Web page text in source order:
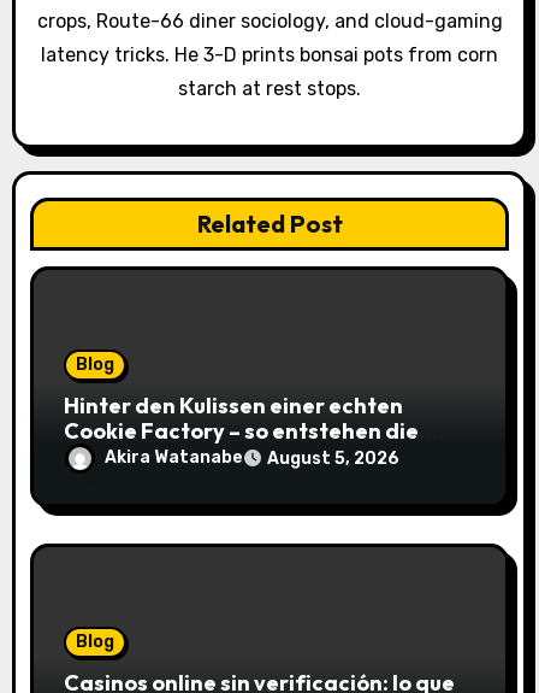
i
n
crops, Route-66 diner sociology, and cloud-gaming
latency tricks. He 3-D prints bonsai pots from corn
starch at rest stops.
Related Post
Blog
Hinter den Kulissen einer echten
Cookie Factory – so entstehen die
saftigsten Keks-Innovationen
Akira Watanabe August 5, 2026
Blog
Casinos online sin verificación: lo que